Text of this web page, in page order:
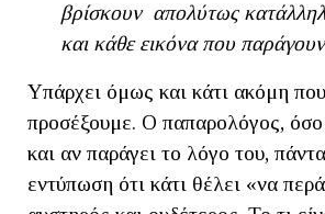
βρίσκουν απολύτως
και κάθε εικόνα που
Υπάρχει όμως και κάτι ακόμη
προσέξουμε. Ο παπαρολόγος, όσο
και αν παράγει το λόγο του,
εντύπωση ότι κάτι θέλει «να